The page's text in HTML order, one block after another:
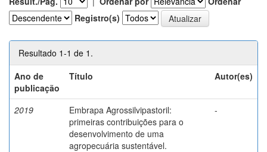
Registro(s)
Resultado 1-1 de 1.
Ano de
publicação
Título Autor(es)
2019
Embrapa Agrossilvipastoril:
primeiras contribuições para o
desenvolvimento de uma
agropecuária sustentável.
-